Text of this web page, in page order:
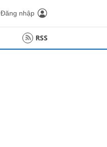
Đăng nhập
RSS